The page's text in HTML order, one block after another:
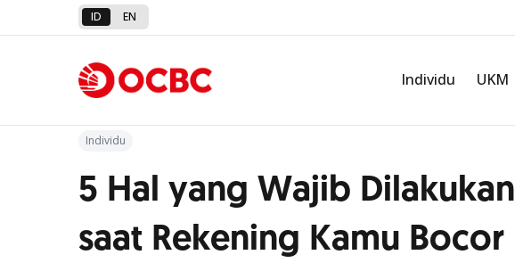
ID EN
Individu UKM
Kembali ke Artikel
Individu
5 Hal yang Wajib Dilakukan
saat Rekening Kamu Bocor